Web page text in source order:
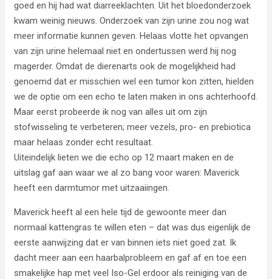
goed en hij had wat diarreeklachten. Uit het bloedonderzoek
kwam weinig nieuws. Onderzoek van zijn urine zou nog wat
meer informatie kunnen geven. Helaas vlotte het opvangen
van zijn urine helemaal niet en ondertussen werd hij nog
magerder. Omdat de dierenarts ook de mogelijkheid had
genoemd dat er misschien wel een tumor kon zitten, hielden
we de optie om een echo te laten maken in ons achterhoofd.
Maar eerst probeerde ik nog van alles uit om zijn
stofwisseling te verbeteren; meer vezels, pro- en prebiotica
maar helaas zonder echt resultaat.
Uiteindelijk lieten we die echo op 12 maart maken en de
uitslag gaf aan waar we al zo bang voor waren: Maverick
heeft een darmtumor met uitzaaiingen.
Maverick heeft al een hele tijd de gewoonte meer dan
normaal kattengras te willen eten – dat was dus eigenlijk de
eerste aanwijzing dat er van binnen iets niet goed zat. Ik
dacht meer aan een haarbalprobleem en gaf af en toe een
smakelijke hap met veel Iso-Gel erdoor als reiniging van de